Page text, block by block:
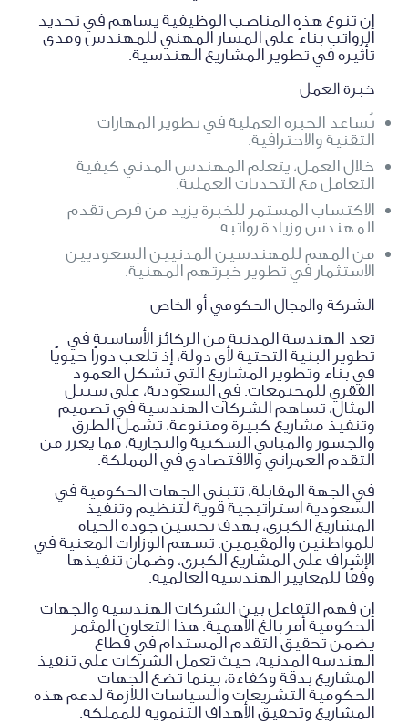
إن تنوع هذه المناصب الوظيفية يساهم في تحديد
الرواتب بناءً على المسار المهني للمهندس ومدى
تأثيره في تطوير المشاريع الهندسية.
خبرة العمل
تُساعد الخبرة العملية في تطوير المهارات
التقنية والاحترافية.
خلال العمل، يتعلم المهندس المدني كيفية
التعامل مع التحديات العملية.
الاكتساب المستمر للخبرة يزيد من فرص تقدم
المهندس وزيادة رواتبه.
من المهم للمهندسين المدنيين السعوديين
الاستثمار في تطوير خبرتهم المهنية.
الشركة والمجال الحكومي أو الخاص
تعد الهندسة المدنية من الركائز الأساسية في
تطوير البنية التحتية لأي دولة، إذ تلعب دورًا حيويًا
في بناء وتطوير المشاريع التي تشكل العمود
الفقري للمجتمعات. في السعودية، على سبيل
المثال، تساهم الشركات الهندسية في تصميم
وتنفيذ مشاريع كبيرة ومتنوعة، تشمل الطرق
والجسور والمباني السكنية والتجارية، مما يعزز من
التقدم العمراني والاقتصادي في المملكة.
في الجهة المقابلة، تتبنى الجهات الحكومية في
السعودية استراتيجية قوية لتنظيم وتنفيذ
المشاريع الكبرى، بهدف تحسين جودة الحياة
للمواطنين والمقيمين. تسهم الوزارات المعنية في
الإشراف على المشاريع الكبرى، وضمان تنفيذها
وفقًا للمعايير الهندسية العالمية.
إن فهم التفاعل بين الشركات الهندسية والجهات
الحكومية أمر بالغ الأهمية. هذا التعاون المثمر
يضمن تحقيق التقدم المستدام في قطاع
الهندسة المدنية، حيث تعمل الشركات على تنفيذ
المشاريع بدقة وكفاءة، بينما تضع الجهات
الحكومية التشريعات والسياسات اللازمة لدعم هذه
المشاريع وتحقيق الأهداف التنموية للمملكة.